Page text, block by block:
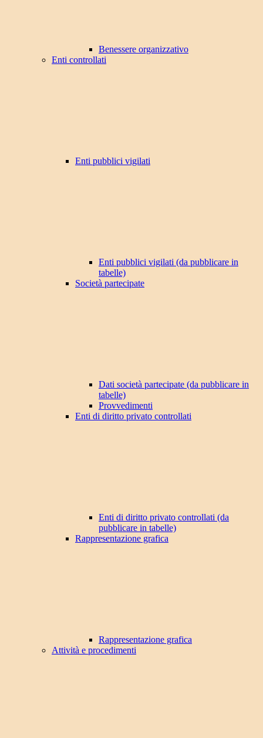
Benessere organizzativo
Enti controllati
Enti pubblici vigilati
Enti pubblici vigilati (da pubblicare in
tabelle)
Società partecipate
Dati società partecipate (da pubblicare in
tabelle)
Provvedimenti
Enti di diritto privato controllati
Enti di diritto privato controllati (da
pubblicare in tabelle)
Rappresentazione grafica
Rappresentazione grafica
Attività e procedimenti